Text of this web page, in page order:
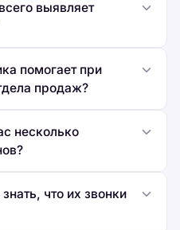
выявляет
помогает при
продаж?
несколько
что их звонки